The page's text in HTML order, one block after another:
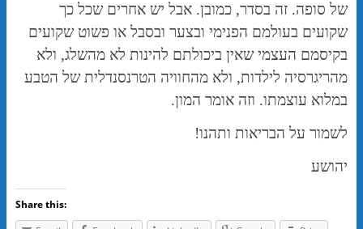
של סופה. זה בסדר, כמובן. אבל יש אחרים שכל כך
שקועים בעולמם הפנימי ובצער ובסבל או פשוט שקועים
בקיסמם העצמי שאין ביכולתם להינות לא מהשלג, ולא
מהריגרסיה לילדות, ולא מהחוויה הטרנסנדלית של הטבע
במלוא עוצמתו. וזה אומר המון.
לשמור על הבריאות ותהנו!
יהושע
Share this: